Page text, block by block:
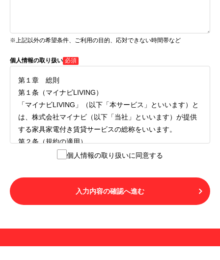
※上記以外の希望条件、ご利用の目的、応対できない時間帯など
個人情報の取り扱い 必須
第１章 総則
第１条（マイナビLIVING）
「マイナビLIVING」（以下「本サービス」といいます）と
は、株式会社マイナビ（以下「当社」といいます）が提供
する家具家電付き賃貸サービスの総称をいいます。
第２条（規約の適用）
１.本サービスを利用する者（以下「利用者」といいます）
LIVINGご契約にあたり取得する個人情報の取り扱いについ
て」の内容をすべて承諾したものとみなされます。不承諾
の意思表示は、本サービスを利用しないことをもってのみ
用することはできません。
個人情報の取り扱いに同意する
入力内容の確認へ進む